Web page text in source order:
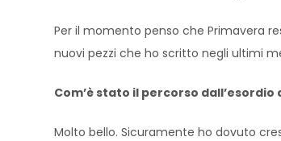
Per il momento penso che Primavera
nuovi pezzi che ho scritto negli ultimi
Com’è stato il percorso dall’esordio
Molto bello. Sicuramente ho dovuto